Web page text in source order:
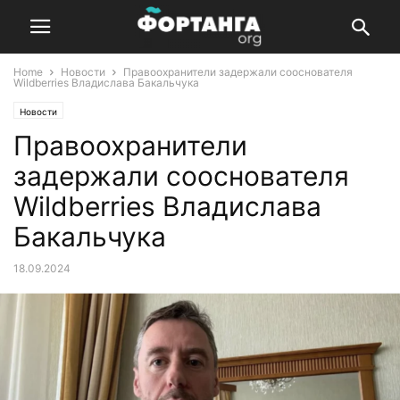
Home Новости
Правоохранители задержали сооснователя
Wildberries Владислава Бакальчука
Новости
Правоохранители
задержали сооснователя
Wildberries Владислава
Бакальчука
18.09.2024